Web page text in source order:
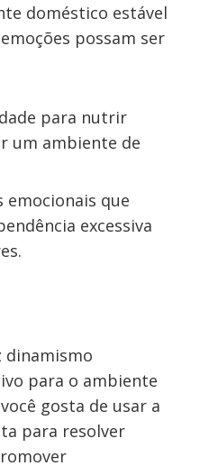
doméstico estável
possam ser
para nutrir
um ambiente de
emocionais que
excessiva
dinamismo
para o ambiente
gosta de usar a
para resolver